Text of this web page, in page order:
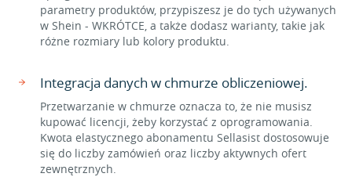
parametry produktów, przypiszesz je do tych używanych
w Shein - WKRÓTCE, a także dodasz warianty, takie jak
różne rozmiary lub kolory produktu.
Integracja danych w chmurze obliczeniowej.
Przetwarzanie w chmurze oznacza to, że nie musisz
kupować licencji, żeby korzystać z oprogramowania.
Kwota elastycznego abonamentu Sellasist dostosowuje
się do liczby zamówień oraz liczby aktywnych ofert
zewnętrznych.